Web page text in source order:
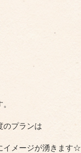
のプランは
イメージが湧きます☆